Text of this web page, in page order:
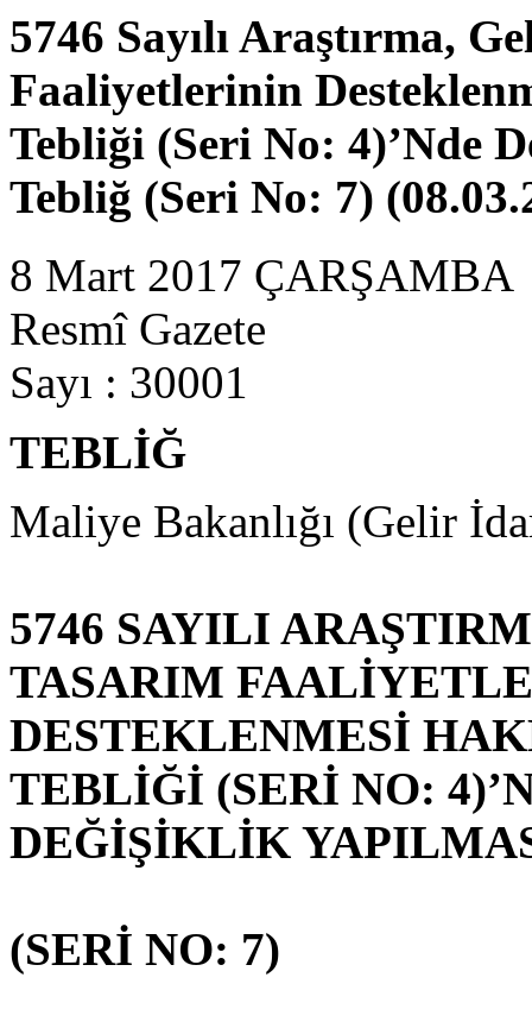
5746 Sayılı Araştırma,
Faaliyetlerinin
Tebliği (Seri No: 4)’Nde
Tebliğ (Seri No: 7)
8 Mart 2017 ÇARŞAMBA
Resmî Gazete
Sayı : 30001
TEBLİĞ
Maliye Bakanlığı (Gelir
5746 SAYILI
TASARIM
DESTEKLENMESİ
TEBLİĞİ (SERİ NO:
DEĞİŞİKLİK
(SERİ NO: 7)